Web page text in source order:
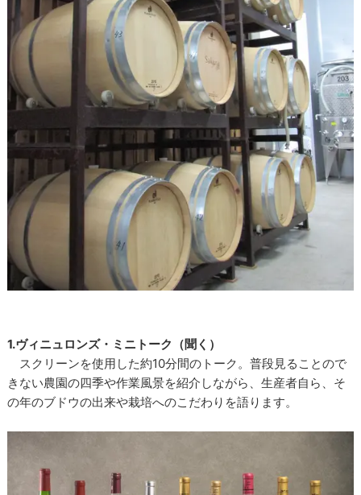
1.ヴィニュロンズ・ミニトーク（聞く）
スクリーンを使用した約10分間のトーク。普段見ることので
きない農園の四季や作業風景を紹介しながら、生産者自ら、そ
の年のブドウの出来や栽培へのこだわりを語ります。